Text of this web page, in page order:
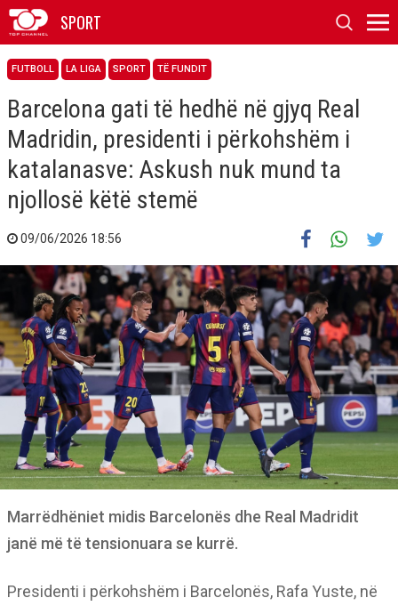
SPORT
FUTBOLL LA LIGA SPORT TË FUNDIT
Barcelona gati të hedhë në gjyq Real
Madridin, presidenti i përkohshëm i
katalanasve: Askush nuk mund ta
njollosë këtë stemë
09/06/2026 18:56
Marrëdhëniet midis Barcelonës dhe Real Madridit
janë më të tensionuara se kurrë.
Presidenti i përkohshëm i Barcelonës, Rafa Yuste, në